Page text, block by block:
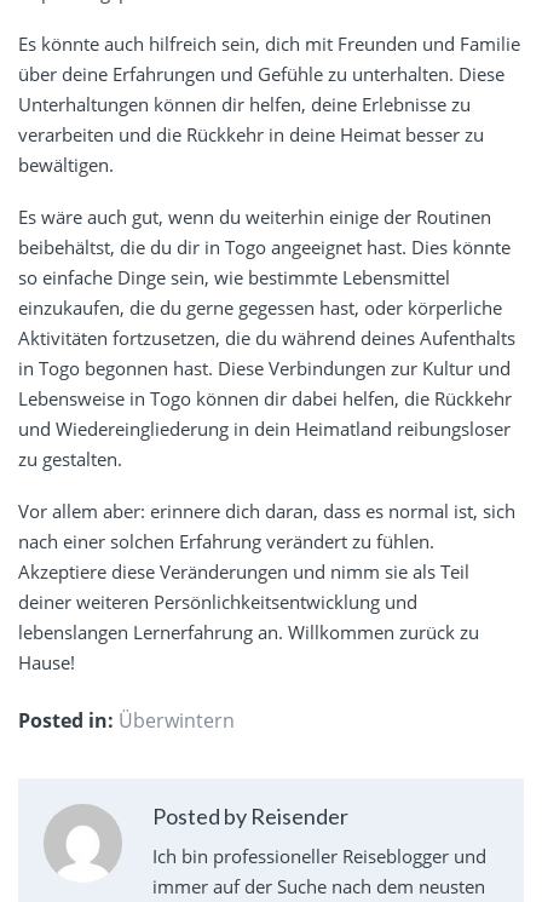
Es könnte auch hilfreich sein, dich mit Freunden und Familie
über deine Erfahrungen und Gefühle zu unterhalten. Diese
Unterhaltungen können dir helfen, deine Erlebnisse zu
verarbeiten und die Rückkehr in deine Heimat besser zu
bewältigen.
Es wäre auch gut, wenn du weiterhin einige der Routinen
beibehältst, die du dir in Togo angeeignet hast. Dies könnte
so einfache Dinge sein, wie bestimmte Lebensmittel
einzukaufen, die du gerne gegessen hast, oder körperliche
Aktivitäten fortzusetzen, die du während deines Aufenthalts
in Togo begonnen hast. Diese Verbindungen zur Kultur und
Lebensweise in Togo können dir dabei helfen, die Rückkehr
und Wiedereingliederung in dein Heimatland reibungsloser
zu gestalten.
Vor allem aber: erinnere dich daran, dass es normal ist, sich
nach einer solchen Erfahrung verändert zu fühlen.
Akzeptiere diese Veränderungen und nimm sie als Teil
deiner weiteren Persönlichkeitsentwicklung und
lebenslangen Lernerfahrung an. Willkommen zurück zu
Hause!
Posted in: Überwintern
Posted by Reisender
Ich bin professioneller Reiseblogger und
immer auf der Suche nach dem neusten